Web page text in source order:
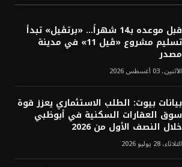
قبل موعده بـ14 شهراً... «برتڤيل» تبدأ
تسليم مشروع «ڤيل 11» في مدينة
مصدر
الأثنين، 03 أغسطس 2026
بيانات بيوت: الطلب الاستثماري يعزز قوة
سوق العقارات السكنية في أبوظبي
خلال النصف الأول من 2026
الثلاثاء، 28 يوليو 2026